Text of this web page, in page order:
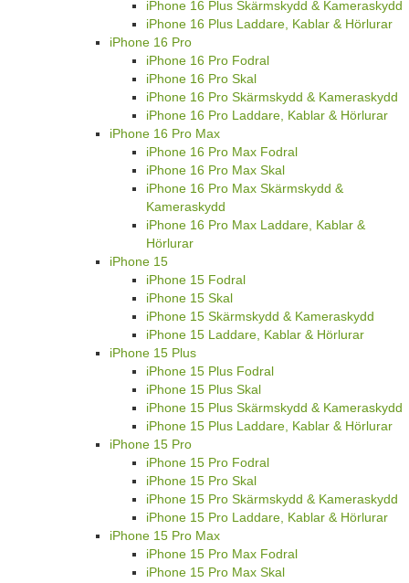
iPhone 16 Plus Skärmskydd & Kameraskydd
iPhone 16 Plus Laddare, Kablar & Hörlurar
iPhone 16 Pro
iPhone 16 Pro Fodral
iPhone 16 Pro Skal
iPhone 16 Pro Skärmskydd & Kameraskydd
iPhone 16 Pro Laddare, Kablar & Hörlurar
iPhone 16 Pro Max
iPhone 16 Pro Max Fodral
iPhone 16 Pro Max Skal
iPhone 16 Pro Max Skärmskydd &
Kameraskydd
iPhone 16 Pro Max Laddare, Kablar &
Hörlurar
iPhone 15
iPhone 15 Fodral
iPhone 15 Skal
iPhone 15 Skärmskydd & Kameraskydd
iPhone 15 Laddare, Kablar & Hörlurar
iPhone 15 Plus
iPhone 15 Plus Fodral
iPhone 15 Plus Skal
iPhone 15 Plus Skärmskydd & Kameraskydd
iPhone 15 Plus Laddare, Kablar & Hörlurar
iPhone 15 Pro
iPhone 15 Pro Fodral
iPhone 15 Pro Skal
iPhone 15 Pro Skärmskydd & Kameraskydd
iPhone 15 Pro Laddare, Kablar & Hörlurar
iPhone 15 Pro Max
iPhone 15 Pro Max Fodral
iPhone 15 Pro Max Skal